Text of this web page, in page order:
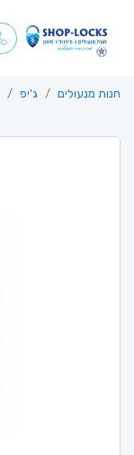
חנות מנעולים ג'יפ